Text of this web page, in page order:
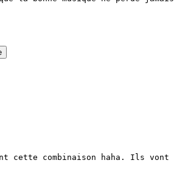
cette combinaison haha. Ils vont